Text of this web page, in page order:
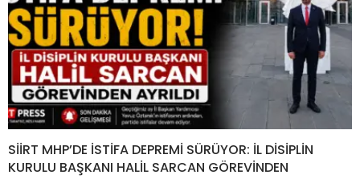
SİİRT MHP’DE İSTİFA DEPREMİ SÜRÜYOR: İL DİSİPLİN
KURULU BAŞKANI HALİL SARCAN GÖREVİNDEN